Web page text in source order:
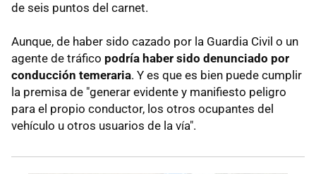
de seis puntos del carnet.
Aunque, de haber sido cazado por la Guardia Civil o un
agente de tráfico podría haber sido denunciado por
conducción temeraria. Y es que es bien puede cumplir
la premisa de "generar evidente y manifiesto peligro
para el propio conductor, los otros ocupantes del
vehículo u otros usuarios de la vía".